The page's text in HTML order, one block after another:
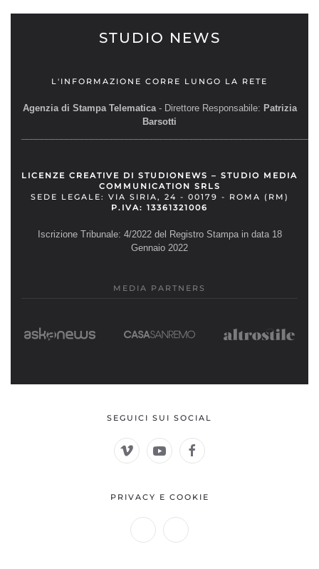
STUDIO NEWS
L'INFORMAZIONE CORRE LUNGO LA RETE
Agenzia di Stampa Telematica- Direttore Responsabile: Patrizia
Barsotti
LICENZE CREATIVE DI STUDIONEWS – STUDIO MEDIA
COMMUNICATION SRLS
SEDE LEGALE: VIA SIRIA, 24 - 00179 - ROMA (RM)
P.IVA: 13361321006
Iscrizione Tribunale: 4/2022 del Registro Stampa in data 18
Gennaio 2022
MEDIA PARTNERS
SEGUICI SUI SOCIAL
PRIVACY E COOKIE